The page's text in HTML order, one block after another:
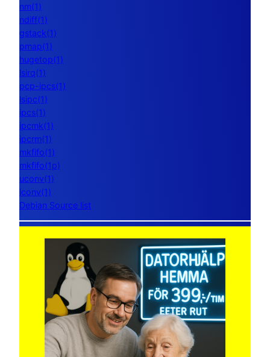
nm(1)
ndiff(1)
gstack(1)
pmap(1)
hugetop(1)
lsirq(1)
pcp-ipcs(1)
lsipc(1)
ipcs(1)
ipcmk(1)
ipcrm(1)
mkfifo(1)
mkfifo(1p)
uconv(1)
iconv(1)
Debian Source list